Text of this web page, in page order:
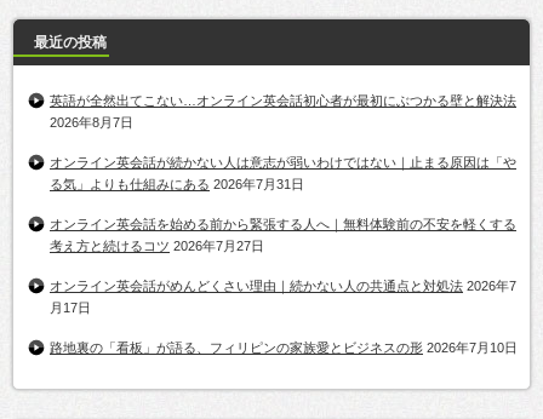
最近の投稿
英語が全然出てこない…オンライン英会話初心者が最初にぶつかる壁と解決法
2026年8月7日
オンライン英会話が続かない人は意志が弱いわけではない｜止まる原因は「や
る気」よりも仕組みにある 2026年7月31日
オンライン英会話を始める前から緊張する人へ｜無料体験前の不安を軽くする
考え方と続けるコツ 2026年7月27日
オンライン英会話がめんどくさい理由｜続かない人の共通点と対処法 2026年7
月17日
路地裏の「看板」が語る、フィリピンの家族愛とビジネスの形 2026年7月10日